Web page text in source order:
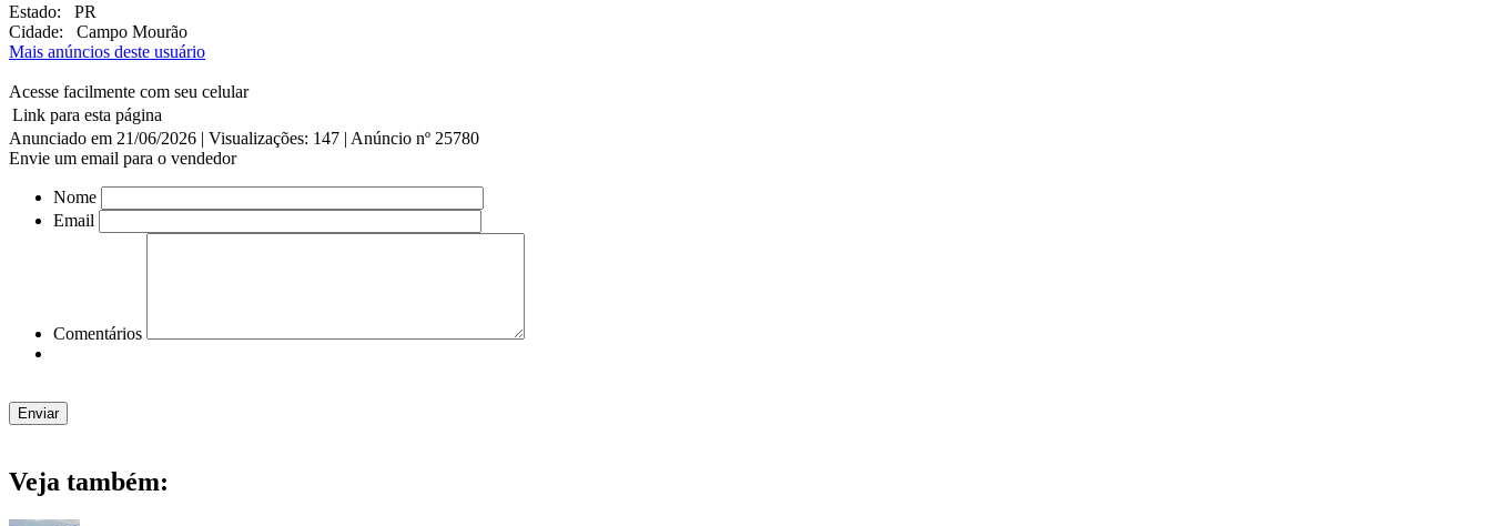
Estado: PR
Cidade: Campo Mourão
Mais anúncios deste usuário
Acesse facilmente com seu celular
Link para esta página
Anunciado em 21/06/2026 | Visualizações: 147 | Anúncio nº 25780
Envie um email para o vendedor
Nome
Email
Comentários
Veja também: